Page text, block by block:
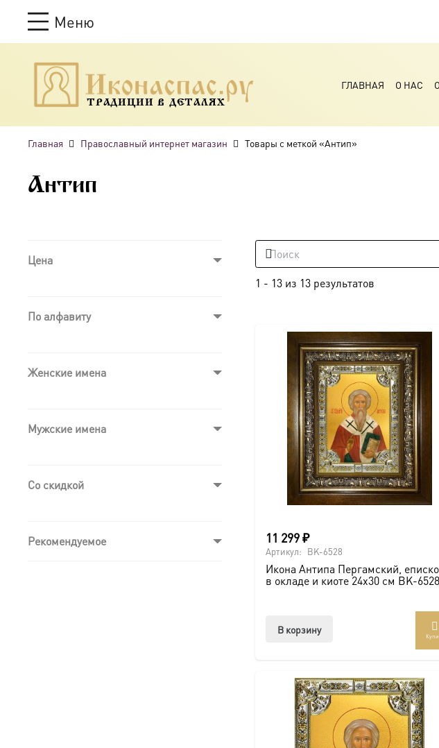
Меню
ТРАДИЦИИ В ДЕТАЛЯХ
ГЛАВНАЯ О НАС
Главная Православный интернет магазин Товары с меткой «Антип»
Антип
Цена
По алфавиту
Женские имена
Мужские имена
Со скидкой
Рекомендуемое
1 - 13 из 13 результатов
11 299₽
Артикул: BK-6528
Икона Антипа Пергамский,
в окладе и киоте 24х30 см BK-6528
В корзину